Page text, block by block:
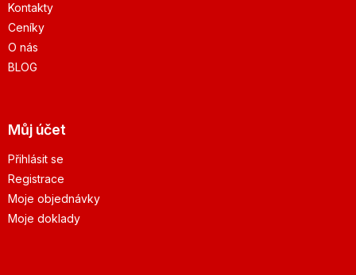
Kontakty
Ceníky
O nás
BLOG
Můj účet
Přihlásit se
Registrace
Moje objednávky
Moje doklady